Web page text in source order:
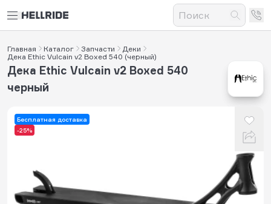
Главная Каталог Запчасти
Деки
Дека Ethic Vulcain v2 Boxed 540 (черный)
Бесплатная доставка
-25%
Дека Ethic Vulcain v2 Boxed 540
черный